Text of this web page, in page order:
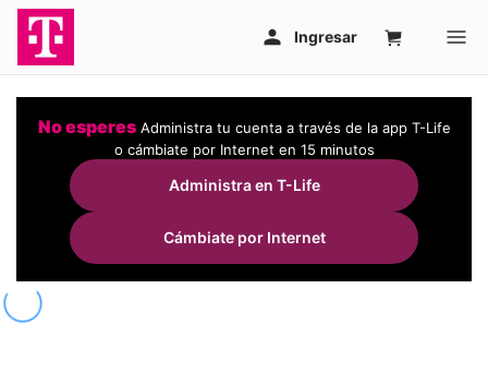
No esperes Administra tu cuenta a través de la app T-Life
o cámbiate por Internet en 15 minutos
Administra en T-Life
Cámbiate por Internet